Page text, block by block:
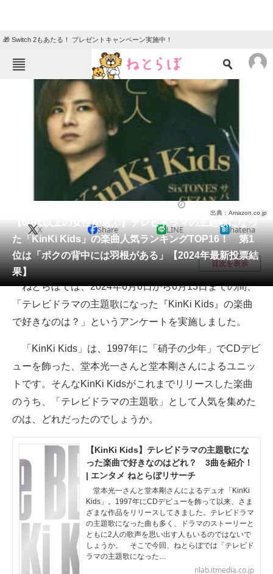
🎁 Switch 2もあたる！ プレゼントキャンペーン実施中！
ねとらぼメニュー
クイズ
教育・育児
メディア
ITの今と未来を見通す
スマホと通信の最新トレンド
進化するPCとデバイスの未来
ビジネスと働き方のヒント
企業ITのトレンドを詳説
経営リーダーのコミュニティ
マーケ×ITの今がよく分かる
ITエンジニア向け専門サイト
企業向けIT製品の総合サイト
【60代以上の女性が選ぶ】テレビドラマの主題歌になっ
た「KinKi Kids」の楽曲人気ランキングTOP16！ 第1
位は「ボクの背中には羽根がある」【2024年最新投票結
果】
出典：Amazon.co.jp
X Share LINE hatena
目次を表示
ねとらぼでは、2024年6月6日から6月13日までの間、
「テレビドラマの主題歌になった『KinKi Kids』の楽曲
で好きなのは？」というアンケートを実施しました。
「KinKi Kids」は、1997年に「硝子の少年」でCDデビ
ューを飾った、堂本光一さんと堂本剛さんによるユニッ
トです。そんなKinKi Kidsがこれまでリリースした楽曲
のうち、「テレビドラマの主題歌」として人気を集めた
のは、どれだったのでしょうか。
【KinKi Kids】テレビドラマの主題歌にな
った楽曲で好きなのはどれ？ 3曲を紹介！
| エンタメ ねとらぼリサーチ
堂本光一さんと堂本剛さんによるデュオ「KinKi
Kids」。1997年にCDデビューを飾って以来、さま
ざまな作品をリリースしてきました。テレビドラマ
の主題歌になった曲も多く、ドラマのストーリーと
ともに2人の歌声を思い出す人もいるのではないで
しょうか。 そこで今回、ねとらぼでは「テレビド
ラマの主題歌になった…
nlab.itmedia.co.jp